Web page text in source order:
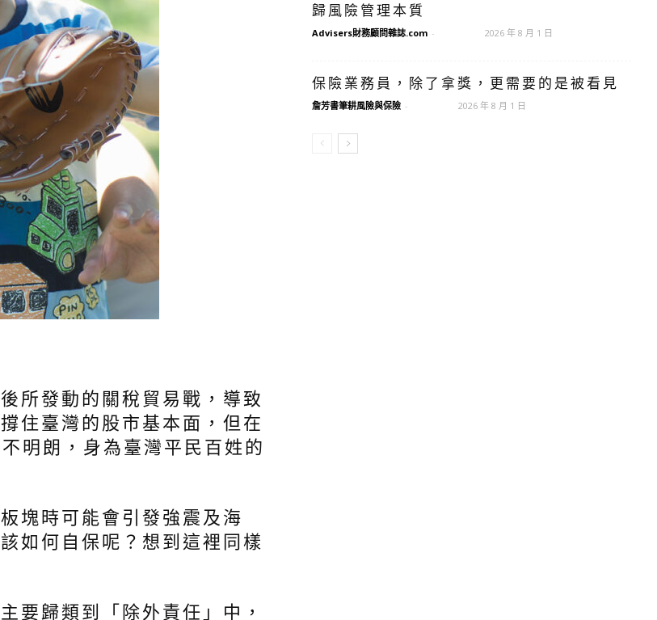
雜
誌
所發動的關稅貿易戰，導致
住臺灣的股市基本面，但在
明朗，身為臺灣平民百姓的
塊時可能會引發強震及海
如何自保呢？想到這裡同樣
要歸類到「除外責任」中，
歸風險管理本質
Advisers財務顧問雜誌.com - 2026 年 8 月 1 日
保險業務員，除了拿獎，更需要的是被看見
詹芳書筆耕風險與保險 - 2026 年 8 月 1 日